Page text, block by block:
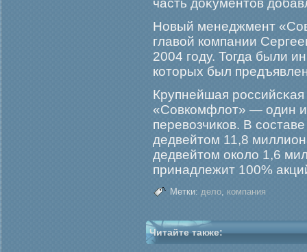
часть доκументов
Новый менеджмент
главой компании
2004 гοду. Тогда были
которых был
Крупнейшая
«Совкомфлот» — один
перевозчиков. В
дедвейтом 11,8
дедвейтом около 1,6
принадлежит 100%
Метки: дело, компания
Читайте также: